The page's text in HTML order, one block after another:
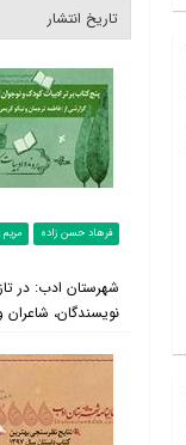
فرهاد حسن‌ زاده
شهرستان ادب: در
نویسندگان،